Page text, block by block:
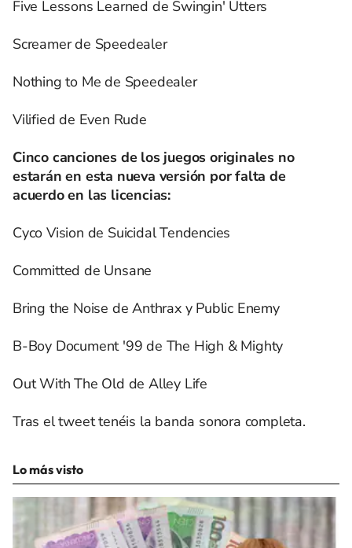
Five Lessons Learned de Swingin' Utters
Screamer de Speedealer
Nothing to Me de Speedealer
Vilified de Even Rude
Cinco canciones de los juegos originales no
estarán en esta nueva versión por falta de
acuerdo en las licencias:
Cyco Vision de Suicidal Tendencies
Committed de Unsane
Bring the Noise de Anthrax y Public Enemy
B-Boy Document '99 de The High & Mighty
Out With The Old de Alley Life
Tras el tweet tenéis la banda sonora completa.
Lo más visto